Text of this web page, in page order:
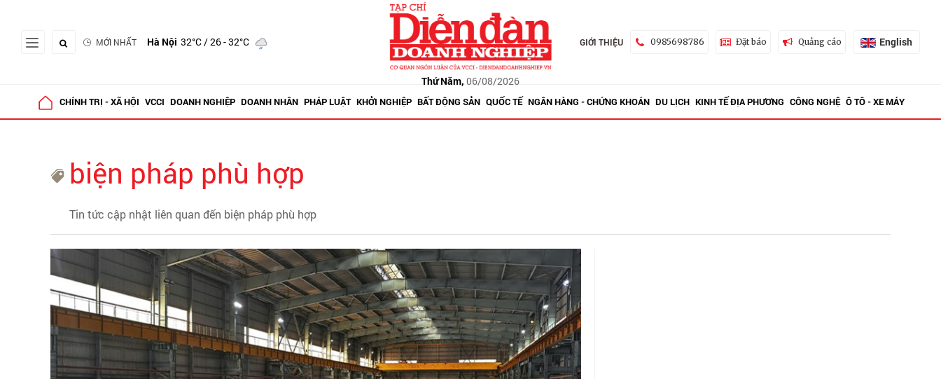
MỚI NHẤT Hà Nội 32°C/ 26 - 32°C
Thứ Năm, 06/08/2026
GIỚI THIỆU 0985698786 Đặt báo Quảng cáo English
CHÍNH TRỊ - XÃ HỘI VCCI DOANH NGHIỆP DOANH NHÂN PHÁP LUẬT KHỞI NGHIỆP BẤT ĐỘNG SẢN QUỐC TẾ NGÂN HÀNG - CHỨNG KHOÁN DU LỊCH KINH TẾ ĐỊA PHƯƠNG CÔNG NGHỆ Ô TÔ - XE MÁY
biện pháp phù hợp
Tin tức cập nhật liên quan đến biện pháp phù hợp